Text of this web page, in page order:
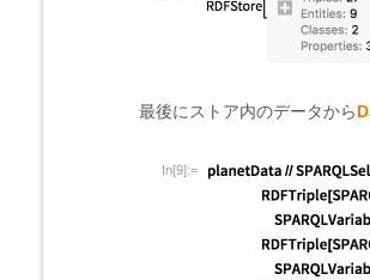
最後にストア内のデータから
In[9]:=